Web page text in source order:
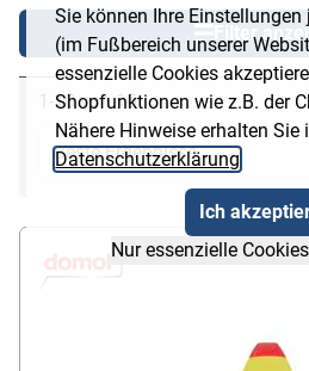
Sie können Ihre
(im Fußbereich unserer
essenzielle Cookies
Shopfunktionen wie z.B. der
Nähere Hinweise erhalten Sie
Datenschutzerklärung
Ich
Nur essenzielle
Filter
1-10 von 10